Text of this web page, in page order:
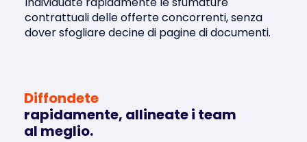
Diffondete
rapidamente, allineate i team
al meglio.
contrattuali delle offerte concorrenti, senza
dover sfogliare decine di pagine di documenti.